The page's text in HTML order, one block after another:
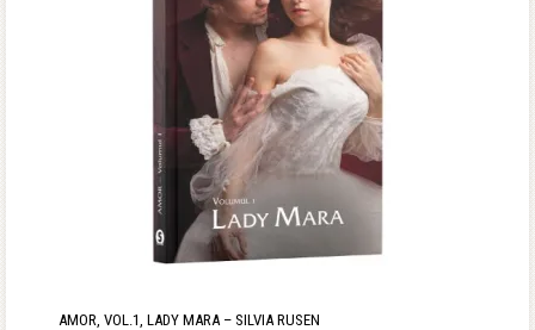
AMOR, VOL.1, LADY MARA – SILVIA RUSEN